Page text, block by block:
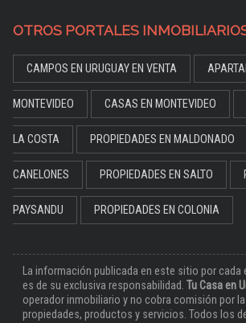
OTROS PORTALES
CAMPOS EN URUGUAY EN VENTA
MONTEVIDEO CASAS EN MONTEVIDEO
LA COSTA PROPIEDADES EN MALDONADO
CANELONES PROPIEDADES EN SALTO
PAYSANDU PROPIEDADES EN COLONIA
La información publicada en este sitio por cada
es de su exclusiva responsabilidad. Tu Casa en
operador inmobiliario y no cobra comisión por
propiedades, productos y servicios. Todos los